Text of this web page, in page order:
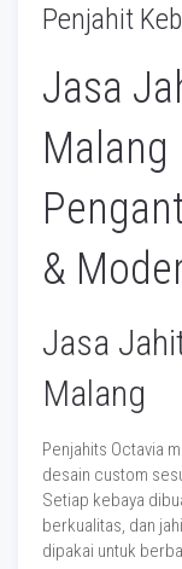
Penjahit
Jasa
&
Jasa
Malang
Penjahits Octavia
desain custom
Setiap kebaya
berkualitas, dan
dipakai untuk